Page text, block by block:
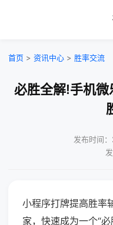
首页 > 资讯中心 > 胜率交流
必胜全解!手机
发布时间
小程序打牌提高胜率
家，快速成为一个“